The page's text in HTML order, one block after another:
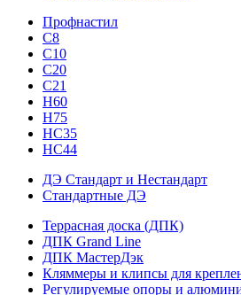
Профнастил
С8
С10
С20
С21
H60
H75
HС35
НС44
ДЭ Стандарт и Нестандарт
Стандартные ДЭ
Террасная доска (ДПК)
ДПК Grand Line
ДПК МастерДэк
Кляммеры и клипсы для
Регулируемые опоры и